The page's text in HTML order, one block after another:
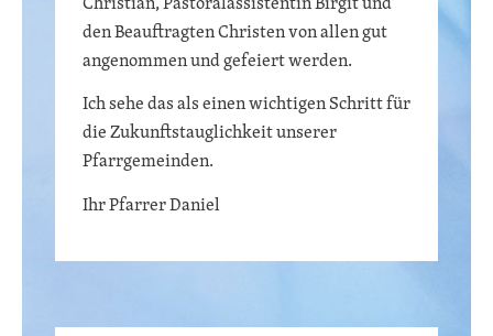
den Beauftragten Christen von allen gut
angenommen und gefeiert werden.
Ich sehe das als einen wichtigen Schritt für
die Zukunftstauglichkeit unserer
Pfarrgemeinden.
Ihr Pfarrer Daniel